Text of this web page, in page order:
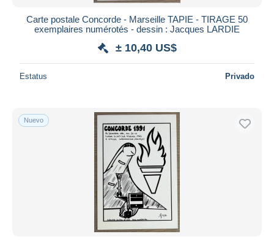
Carte postale Concorde - Marseille TAPIE - TIRAGE 50
exemplaires numérotés - dessin : Jacques LARDIE
± 10,40 US$
Estatus Privado
Nuevo